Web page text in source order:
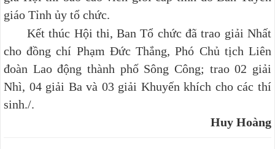
giáo Tỉnh ủy tổ chức.
Kết thúc Hội thi, Ban Tổ chức đã trao giải Nhất
cho đồng chí Phạm Đức Thắng, Phó Chủ tịch Liên
đoàn Lao động thành phố Sông Công; trao 02 giải
Nhì, 04 giải Ba và 03 giải Khuyến khích cho các thí
sinh./.
Huy Hoàng